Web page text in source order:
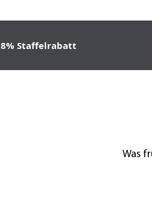
8% Staffelrabatt
Was